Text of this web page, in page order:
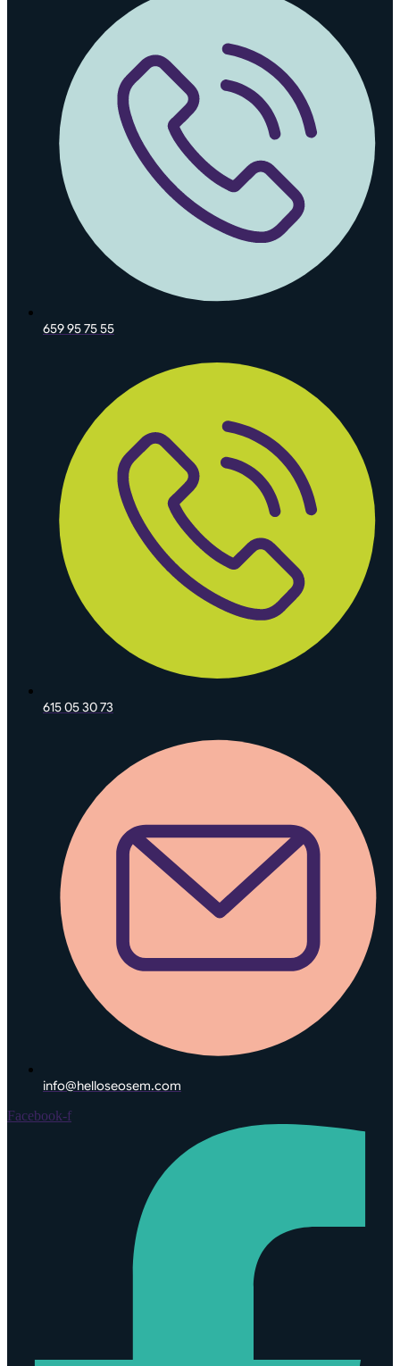
659 95 75 55
615 05 30 73
info@helloseosem.com
Facebook-f